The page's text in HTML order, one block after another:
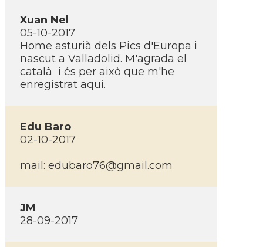
Xuan Nel
05-10-2017
Home asturià dels Pics d'Europa i
nascut a Valladolid. M'agrada el
català i és per això que m'he
enregistrat aqui.
Edu Baro
02-10-2017
mail: edubaro76@gmail.com
JM
28-09-2017